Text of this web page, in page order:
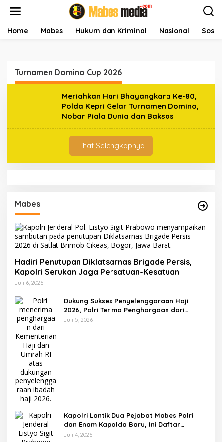
Home Mabes Hukum dan Kriminal Nasional
Turnamen Domino Cup 2026
Meriahkan Hari Bhayangkara Ke-80,
Polda Kepri Gelar Turnamen Domino,
Nobar Piala Dunia dan Baksos
Lihat Selengkapnya
Mabes
Hadiri Penutupan Diklatsarnas Brigade Persis,
Kapolri Serukan Jaga Persatuan-Kesatuan
Juli 6, 2026
Dukung Sukses Penyelenggaraan Haji
2026, Polri Terima Penghargaan dari
Kemenhaj dan Umrah
Juli 5, 2026
Kapolri Lantik Dua Pejabat Mabes Polri
dan Enam Kapolda Baru, Ini Daftar
Lengkapnya
Juli 4, 2026